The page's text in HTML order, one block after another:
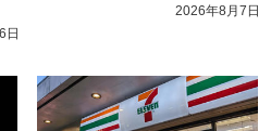
日
2026年8月7日